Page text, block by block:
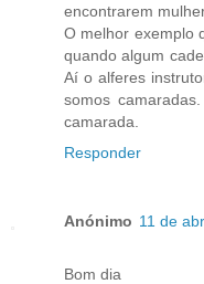
encontrarem
O melhor exemplo
quando algum
Aí o alferes
somos
camarada.
Responder
Anónimo 11 de
Bom dia